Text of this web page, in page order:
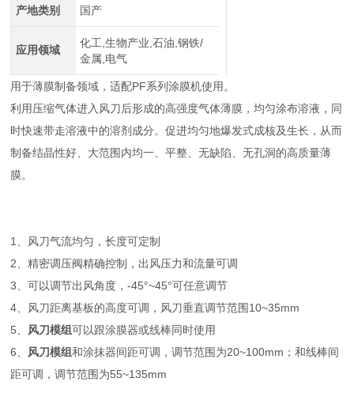
产地类别 国产
应用领域
化工,生物产业,石油,钢铁/
金属,电气
用于薄膜制备领域，适配PF系列涂膜机使用。
利用压缩气体进入风刀后形成的高强度气体薄膜，均匀涂布溶液，同
时快速带走溶液中的溶剂成分。促进均匀地爆发式成核及生长，从而
制备结晶性好、大范围内均一、平整、无缺陷、无孔洞的高质量薄
膜。
1、风刀气流均匀，长度可定制
2、精密调压阀精确控制，出风压力和流量可调
3、可以调节出风角度，-45°~45°可任意调节
4、风刀距离基板的高度可调，风刀垂直调节范围10~35mm
5、 风刀模组可以跟涂膜器或线棒同时使用
6、 风刀模组和涂抹器间距可调，调节范围为20~100mm；和线棒间
距可调，调节范围为55~135mm